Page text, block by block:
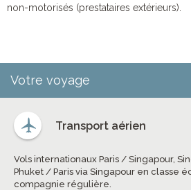
non-motorisés (prestataires extérieurs).
Votre voyage
Transport aérien
Vols internationaux Paris / Singapour,
Phuket / Paris via Singapour en classe
compagnie régulière.